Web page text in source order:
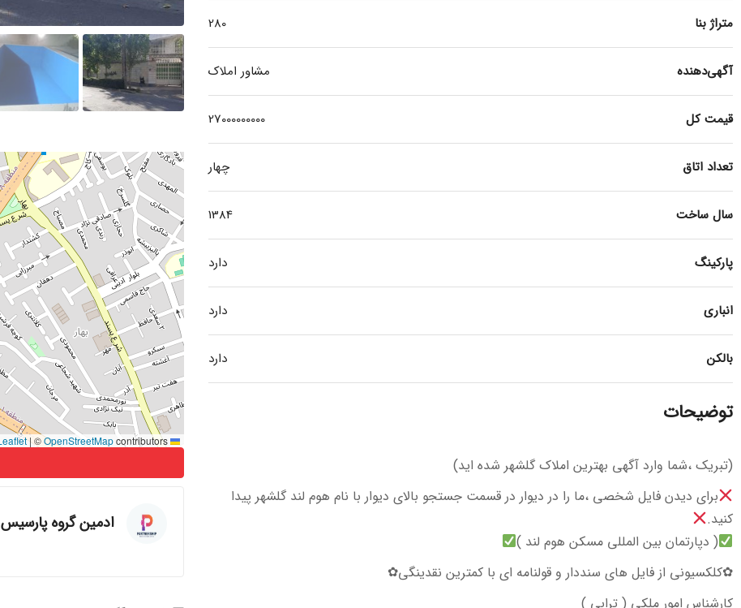
متراژ بنا 280
آگهی‌دهنده مشاور املاک
قیمت کل 27000000000
تعداد اتاق چهار
سال ساخت 1384
پارکینگ دارد
انباری دارد
بالکن دارد
توضیحات
(تبریک ،شما وارد آگهی بهترین املاک گلشهر شده اید)
برای دیدن فایل شخصی ،ما را در دیوار در قسمت جستجو بالای دیوار با نام هوم لند گلشهر پیدا
کنید.
( دپارتمان بین المللی مسکن هوم لند )
✿کلکسیونی از فایل های سنددار و قولنامه ای با کمترین نقدینگی✿
کارشناس امور ملکی ( ترابی )
|©OpenStreetMapcontributors
ادمین گروه پارسیس